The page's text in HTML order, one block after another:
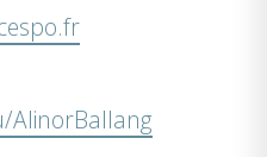
AlinorBallang